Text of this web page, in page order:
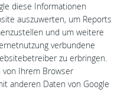
diese Informationen
auszuwerten, um Reports
und um weitere
verbundene
zu erbringen.
von Ihrem Browser
anderen Daten von Google